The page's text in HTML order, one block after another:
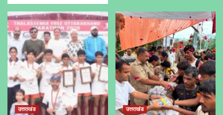
उत्तराखंड उत्तराखंड